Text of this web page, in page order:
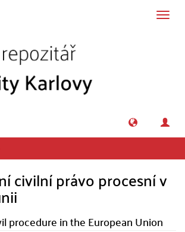
civilní právo procesní v
procedure in the European Union